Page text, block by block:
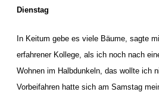
Dienstag
In Keitum gebe es viele Bäume, sagte
erfahrener Kollege, als ich noch nach
Wohnen im Halbdunkeln, das wollte ich
Vorbeifahren hatte sich am Samstag